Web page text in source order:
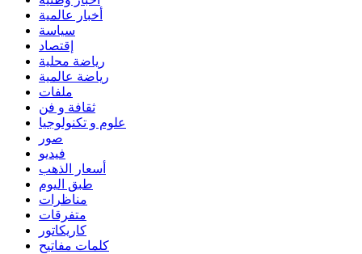
أخبار عالمية
سياسة
إقتصاد
رياضة محلية
رياضة عالمية
ملفات
ثقافة و فن
علوم و تكنولوجيا
صور
فيديو
أسعار الذهب
طبق اليوم
مناظرات
متفرقات
كاريكاتور
كلمات مفاتيح